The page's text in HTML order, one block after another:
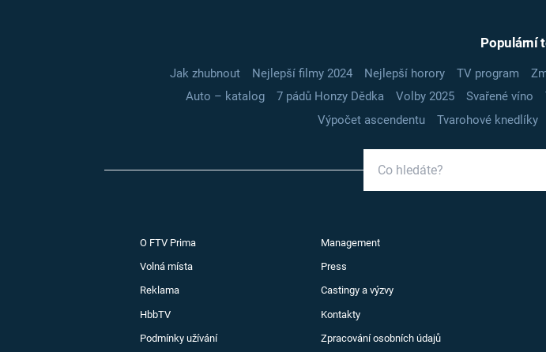
Populární
Jak zhubnout Nejlepší filmy 2024 Nejlepší horory TV program
Auto – katalog
7 pádů Honzy Dědka Volby 2025 Svařené víno
Výpočet ascendentu
Tvarohové knedlíky
O FTV Prima Management
Volná místa Press
Reklama Castingy a výzvy
HbbTV Kontakty
Podmínky užívání Zpracování osobních údajů